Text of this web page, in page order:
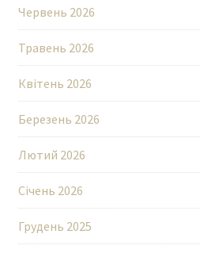
Червень 2026
Травень 2026
Квітень 2026
Березень 2026
Лютий 2026
Січень 2026
Грудень 2025